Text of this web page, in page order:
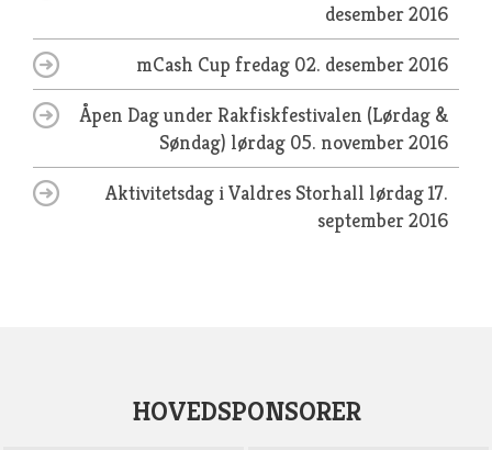
desember 2016
mCash Cup fredag 02. desember 2016
Åpen Dag under Rakfiskfestivalen (Lørdag &
Søndag) lørdag 05. november 2016
Aktivitetsdag i Valdres Storhall lørdag 17.
september 2016
HOVEDSPONSORER